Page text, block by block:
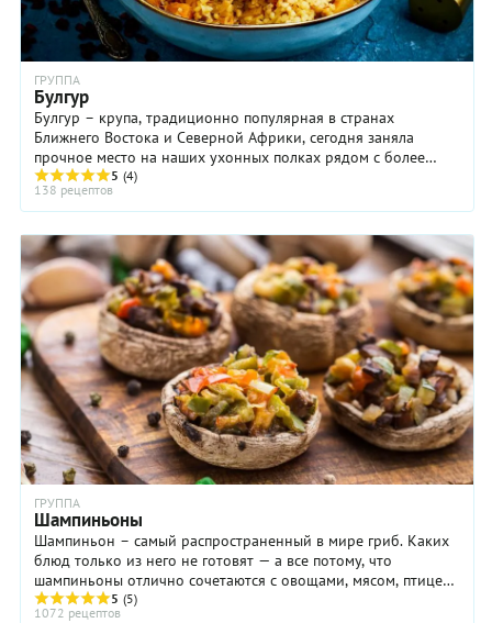
ГРУППА
Булгур
Булгур – крупа, традиционно популярная в странах
Ближнего Востока и Северной Африки, сегодня заняла
прочное место на наших ухонных полках рядом с более
5 (4)
138 рецептов
ГРУППА
Шампиньоны
Шампиньон – самый распространенный в мире гриб. Каких
блюд только из него не готовят — а все потому, что
шампиньоны отлично сочетаются с овощами, мясом, птицей,
рыбой. Шампиньоны жарят, тушат, ...
5 (5)
1072 рецептов